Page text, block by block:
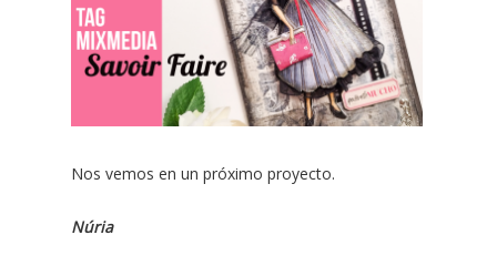
Nos vemos en un próximo proyecto.
Núria